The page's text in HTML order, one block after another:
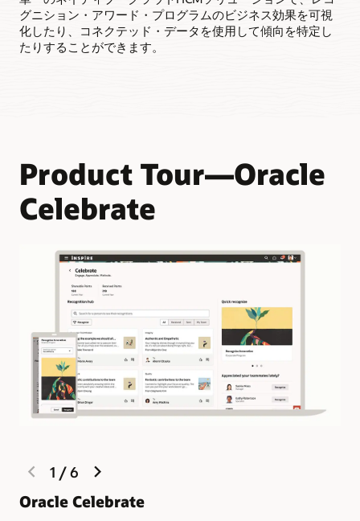
交換可能なポイント
従業員は、チーム・メンバーから努力が認められるとポイン
トを獲得できます。
グニション・アワード・プログラムのビジネス効果を可視
化したり、コネクテッド・データを使用して傾向を特定し
たりすることができます。
Product Tour—Oracle
Celebrate
previous
slide
1 /6
Oracle Celebrate